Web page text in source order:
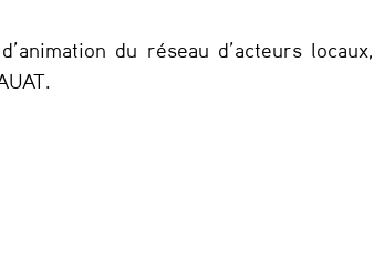
du réseau d’acteurs locaux,